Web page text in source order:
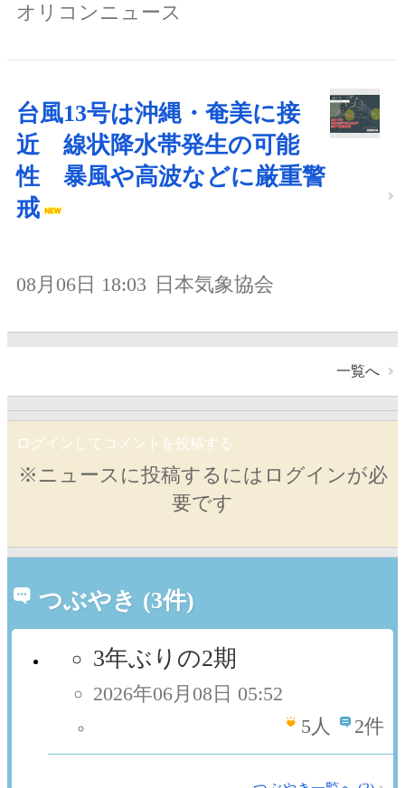
オリコンニュース
台風13号は沖縄・奄美に接
近 線状降水帯発生の可能
性 暴風や高波などに厳重警
戒
08月06日 18:03 日本気象協会
一覧へ
ログインしてコメントを投稿する
※ニュースに投稿するにはログインが必
要です
つぶやき (3件)
3年ぶりの2期
2026年06月08日 05:52
5人 2件